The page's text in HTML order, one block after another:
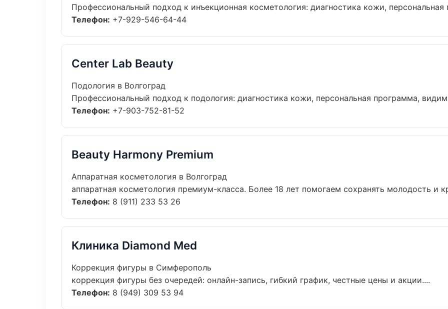
Профессиональный подход к инъекционная косметология: диагностика кожи, персональная
Телефон: +7-929-546-64-44
Center Lab Beauty
Подология в Волгоград
Профессиональный подход к подология: диагностика кожи, персональная программа,
Телефон: +7-903-752-81-52
Beauty Harmony Premium
Аппаратная косметология в Волгоград
аппаратная косметология премиум-класса. Более 18 лет помогаем сохранять молодость и
Телефон: 8 (911) 233 53 26
Клиника Diamond Med
Коррекция фигуры в Симферополь
коррекция фигуры без очередей: онлайн-запись, гибкий график, честные цены и акции....
Телефон: 8 (949) 309 53 94